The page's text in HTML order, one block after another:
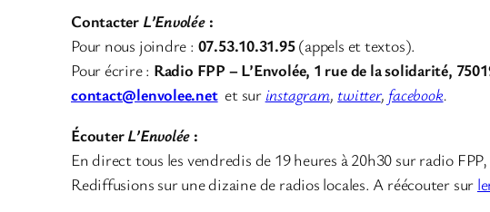
Contacter L’Envolée:
Pour nous joindre : 07.53.10.31.95(appels et textos).
Pour écrire : Radio FPP – L’Envolée, 1 rue de la solidarité,
contact@lenvolee.netet sur instagram, twitter, facebook.
ÉcouterL’Envolée :
En direct tous les vendredis de 19 heures à 20h30 sur radio
Rediffusions sur une dizaine de radios locales. A réécouter sur